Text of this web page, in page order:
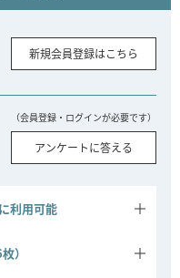
新規会員登録はこちら
（会員登録・ログインが必要です）
アンケートに答える
利用可能
。
）